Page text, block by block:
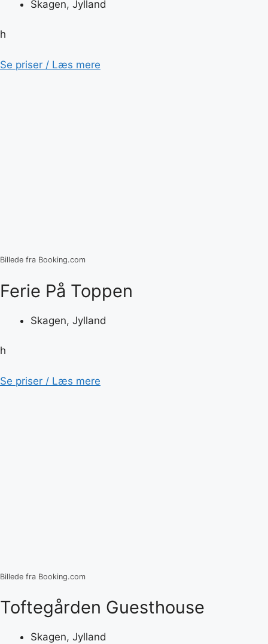
Skagen, Jylland
h
Se priser / Læs mere
Billede fra Booking.com
Ferie På Toppen
Skagen, Jylland
h
Se priser / Læs mere
Billede fra Booking.com
Toftegården Guesthouse
Skagen, Jylland